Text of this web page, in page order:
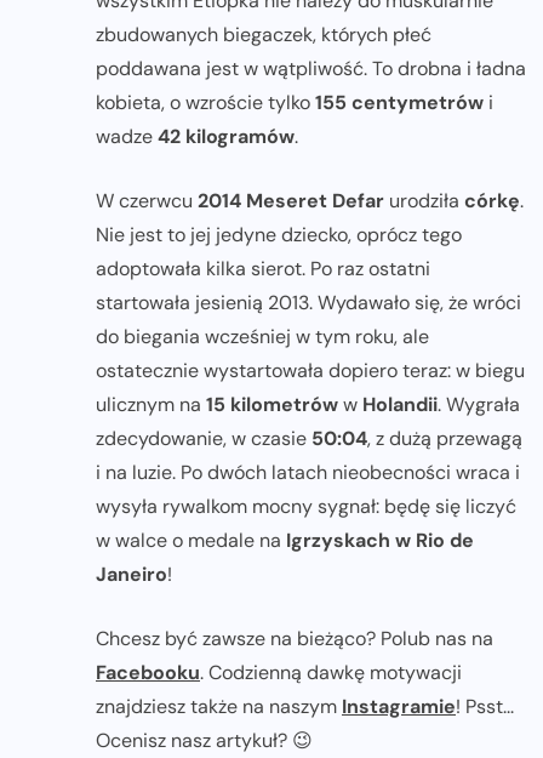
zbudowanych biegaczek, których płeć
poddawana jest w wątpliwość. To drobna i ładna
kobieta, o wzroście tylko155 centymetrów i
wadze42 kilogramów.
W czerwcu 2014 Meseret Defar urodziła córkę.
Nie jest to jej jedyne dziecko, oprócz tego
adoptowała kilka sierot. Po raz ostatni
startowała jesienią 2013. Wydawało się, że wróci
do biegania wcześniej w tym roku, ale
ostatecznie wystartowała dopiero teraz: w biegu
ulicznym na 15 kilometróww Holandii. Wygrała
zdecydowanie, w czasie 50:04, z dużą przewagą
i na luzie. Po dwóch latach nieobecności wraca i
wysyła rywalkom mocny sygnał: będę się liczyć
w walce o medale na Igrzyskach w Rio de
Janeiro!
Chcesz być zawsze na bieżąco? Polub nas na
Facebooku. Codzienną dawkę motywacji
znajdziesz także na naszym Instagramie! Psst...
Ocenisz nasz artykuł? 😉